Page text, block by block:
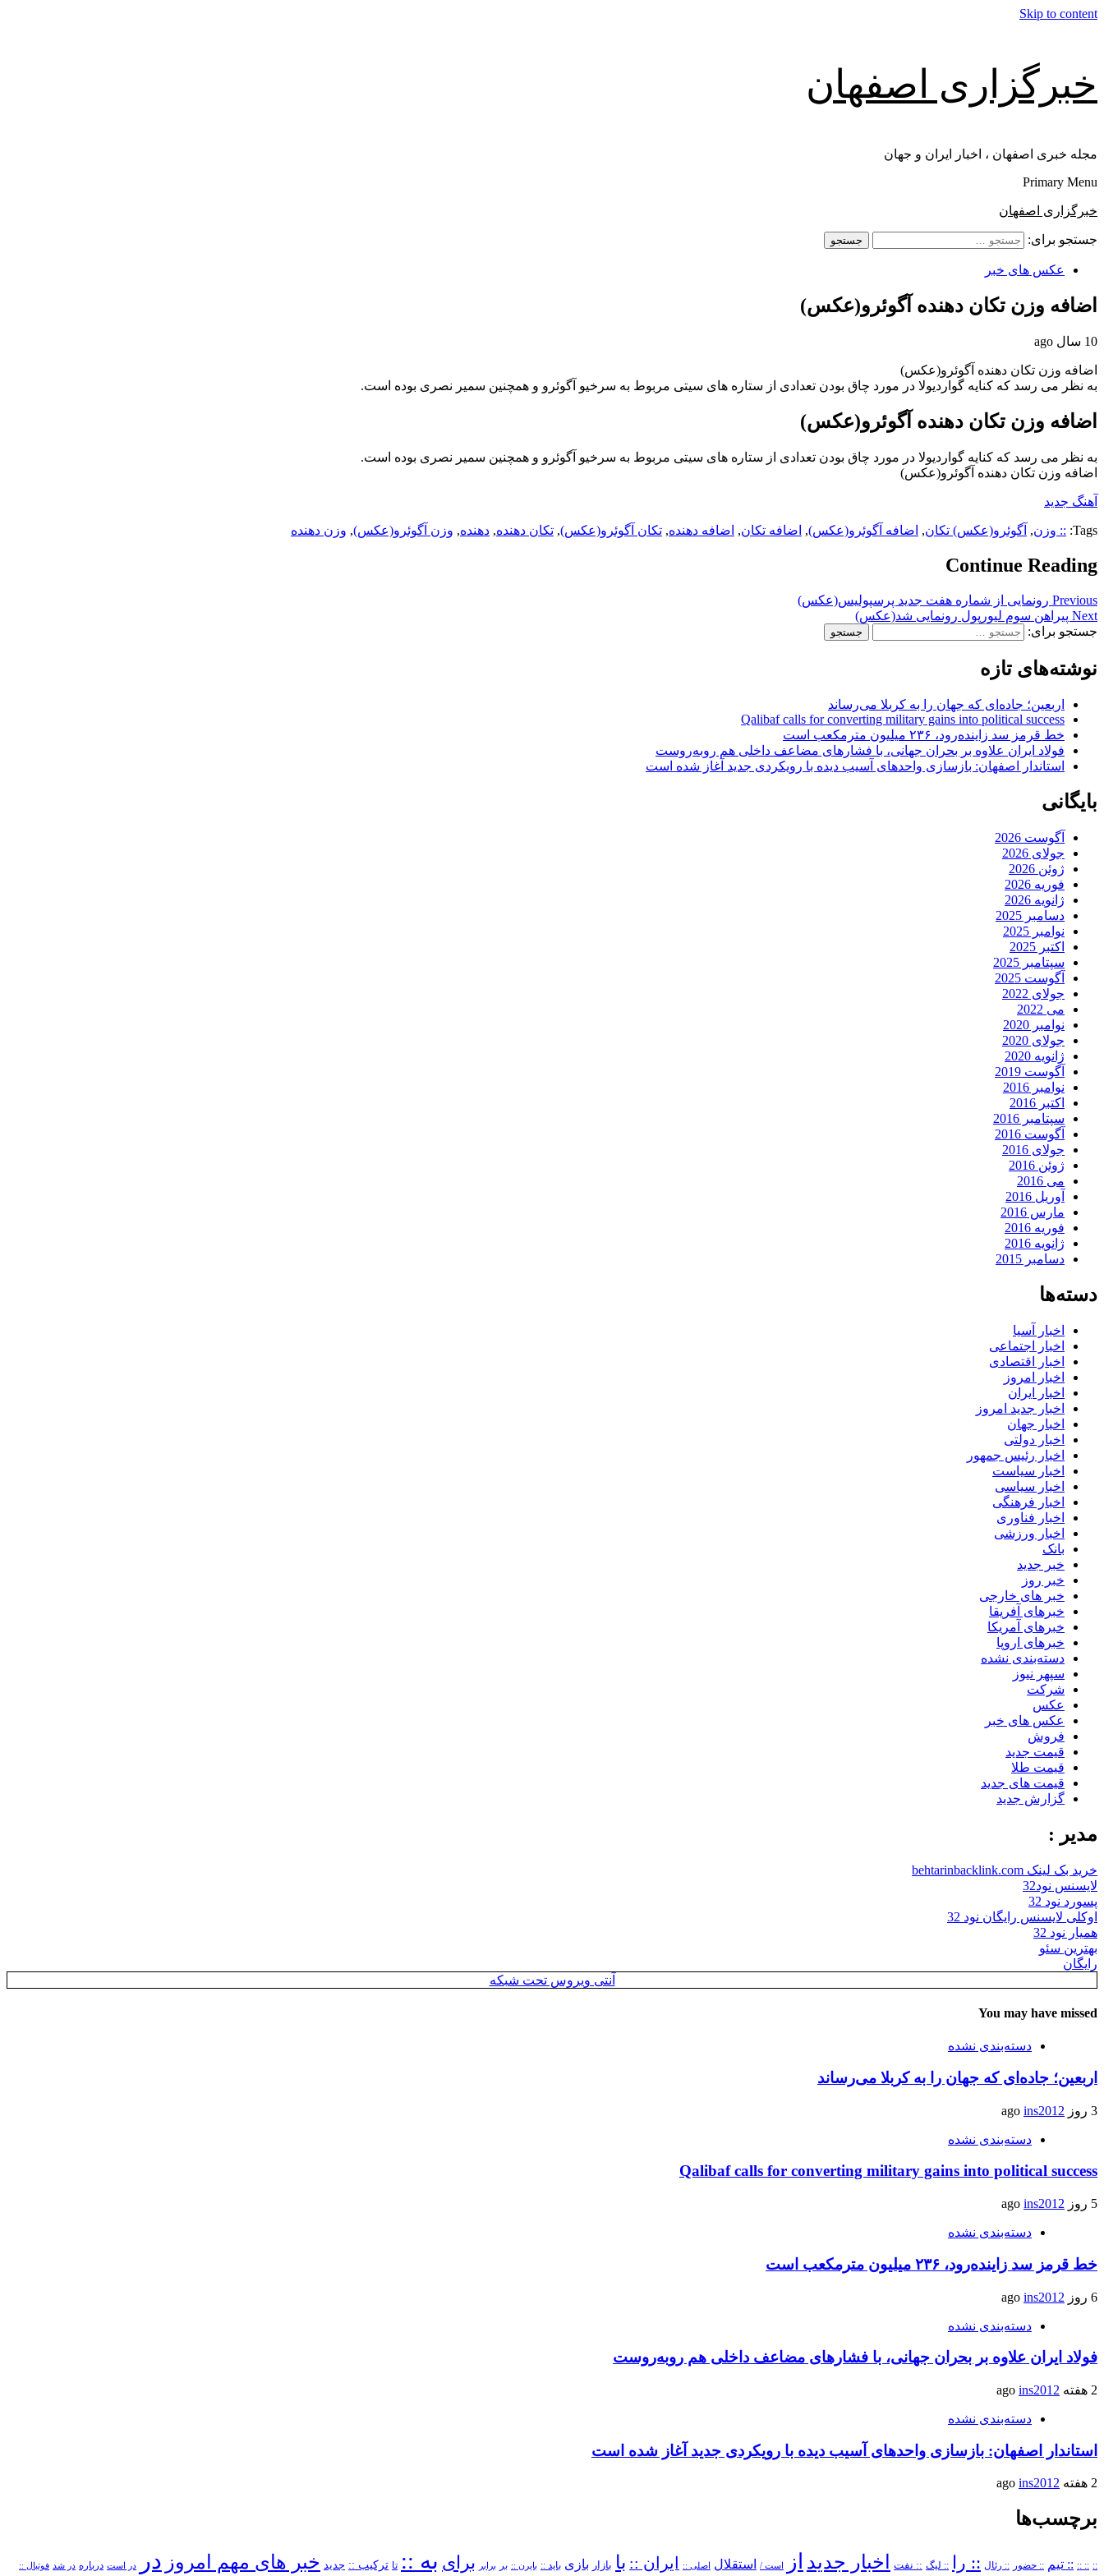
Skip to content
خبرگزاری اصفهان
مجله خبری اصفهان ، اخبار ایران و جهان
Primary Menu
خبرگزاری اصفهان
جستجو برای:
عکس های خبر
اضافه وزن تکان دهنده آگوئرو(عکس)
10 سال ago
اضافه وزن تکان دهنده آگوئرو(عکس)
به نظر می رسد که کنایه گواردیولا در مورد چاق بودن تعدادی از ستاره های سیتی مربوط به سرخیو آگوئرو و همچنین سمیر نصری بوده است.
اضافه وزن تکان دهنده آگوئرو(عکس)
به نظر می رسد که کنایه گواردیولا در مورد چاق بودن تعدادی از ستاره های سیتی مربوط به سرخیو آگوئرو و همچنین سمیر نصری بوده است.
اضافه وزن تکان دهنده آگوئرو(عکس)
آهنگ جدید
Tags: :: وزن, آگوئرو(عکس) تکان, اضافه آگوئرو(عکس), اضافه تکان, اضافه دهنده, تکان آگوئرو(عکس), تکان دهنده, دهنده‌, وزن آگوئرو(عکس), وزن دهنده
Continue Reading
Previous رونمایی از شماره هفت جدید پرسپولیس(عکس)
Next پیراهن سوم لیورپول رونمایی شد(عکس)
جستجو برای:
نوشته‌های تازه
اربعین؛ جاده‌ای که جهان را به کربلا می‌رساند
Qalibaf calls for converting military gains into political success
خط قرمز سد زاینده‌رود، ۲۳۶ میلیون مترمکعب است
فولاد ایران علاوه بر بحران جهانی، با فشارهای مضاعف داخلی هم روبه‌روست
استاندار اصفهان: بازسازی واحدهای آسیب دیده با رویکردی جدید آغاز شده است
بایگانی
آگوست 2026
جولای 2026
ژوئن 2026
فوریه 2026
ژانویه 2026
دسامبر 2025
نوامبر 2025
اکتبر 2025
سپتامبر 2025
آگوست 2025
جولای 2022
می 2022
نوامبر 2020
جولای 2020
ژانویه 2020
آگوست 2019
نوامبر 2016
اکتبر 2016
سپتامبر 2016
آگوست 2016
جولای 2016
ژوئن 2016
می 2016
آوریل 2016
مارس 2016
فوریه 2016
ژانویه 2016
دسامبر 2015
دسته‌ها
اخبار آسیا
اخبار اجتماعی
اخبار اقتصادی
اخبار امروز
اخبار ایران
اخبار جدید امروز
اخبار جهان
اخبار دولتی
اخبار رئیس جمهور
اخبار سیاست
اخبار سیاسی
اخبار فرهنگی
اخبار فناوری
اخبار ورزشی
بانک
خبر جدید
خبر روز
خبر های خارجی
خبرهای آفریقا
خبرهای آمریکا
خبرهای اروپا
دسته‌بندی نشده
سپهر نیوز
شرکت
عکس
عکس های خبر
فروش
قیمت جدید
قیمت طلا
قیمت های جدید
گزارش جدید
مدیر :
خرید بک لینک behtarinbacklink.com
لایسنس نود32
پسورد نود 32
اوکلی لایسنس رایگان نود 32
همیار نود 32
بهترین سئو
رایگان
آنتی ویروس تحت شبکه
You may have missed
دسته‌بندی نشده
اربعین؛ جاده‌ای که جهان را به کربلا می‌رساند
3 روز ago ins2012
دسته‌بندی نشده
Qalibaf calls for converting military gains into political success
5 روز ago ins2012
دسته‌بندی نشده
خط قرمز سد زاینده‌رود، ۲۳۶ میلیون مترمکعب است
6 روز ago ins2012
دسته‌بندی نشده
فولاد ایران علاوه بر بحران جهانی، با فشارهای مضاعف داخلی هم روبه‌روست
2 هفته ago ins2012
دسته‌بندی نشده
استاندار اصفهان: بازسازی واحدهای آسیب دیده با رویکردی جدید آغاز شده است
2 هفته ago ins2012
برچسب‌ها
::
:: :: :: تیم :: حضور :: رئال :: را :: لیگ :: نفت اخبار جدید از است / استقلال اصلی :: ایران :: با بازار بازی باید :: بایرن :: بر برابر برای به :: تا ترکیب :: جدید خبر های مهم امروز در در است درباره در شد فوتبال ::